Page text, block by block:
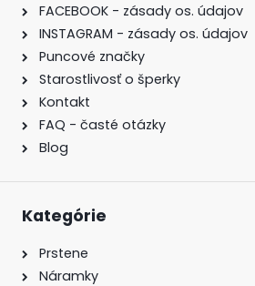
FACEBOOK - zásady os. údajov
INSTAGRAM - zásady os. údajov
Puncové značky
Starostlivosť o šperky
Kontakt
FAQ - časté otázky
Blog
Kategórie
Prstene
Náramky